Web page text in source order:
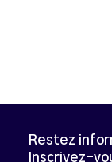
Restez
Inscrivez-